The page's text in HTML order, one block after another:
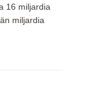
16 miljardia
miljardia